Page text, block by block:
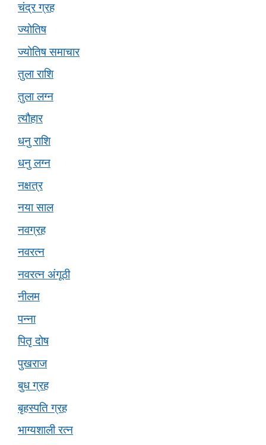
चंद्र ग्रह
ज्योतिष
ज्योतिष समाचार
तुला राशि
तुला लग्न
त्यौहार
धनु राशि
धनु लग्न
नक्षत्र
नया साल
नवग्रह
नवरत्न
नवरत्न अंगूठी
नीलम
पन्ना
पितृ दोष
पुखराज
बुध ग्रह
बृहस्पति ग्रह
भाग्यशाली रत्न